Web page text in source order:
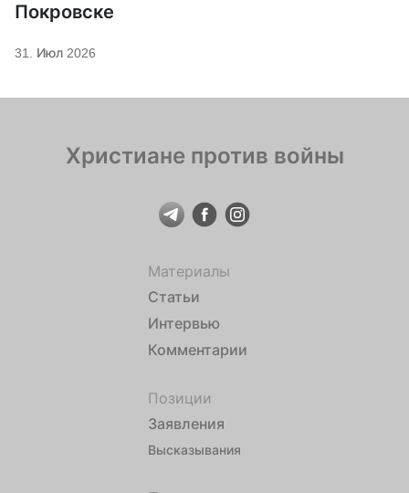
Покровске
31. Июл 2026
Христиане против войны
Материалы
Статьи
Интервью
Комментарии
Позиции
Заявления
Высказывания